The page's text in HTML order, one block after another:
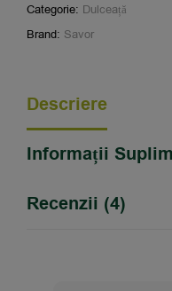
Categorie: Dulceață
Brand: Savor
Descriere
Informații
Recenzii (4)